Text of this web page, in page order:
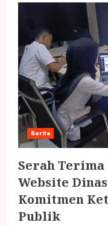
Berita
Serah
Website
Komitmen
Publik